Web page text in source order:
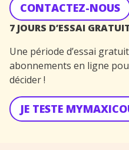
CONTACTEZ-NOUS
7 JOURS D’ESSAI
Une période d’essai
abonnements en ligne
décider !
JE TESTE